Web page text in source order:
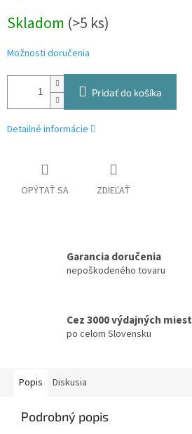
cena:
Skladom (>5 ks)
Možnosti doručenia
Pridať do košíka
Detailné informácie
OPÝTAŤ SA ZDIEĽAŤ
Garancia doručenia
nepoškodeného tovaru
Cez 3000 výdajných miest
po celom Slovensku
Popis Diskusia
Podrobný popis